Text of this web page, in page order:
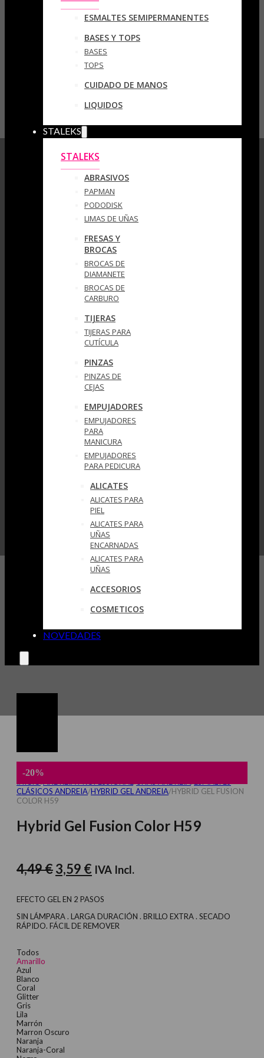
ESMALTES SEMIPERMANENTES
BASES Y TOPS
BASES
TOPS
CUIDADO DE MANOS
LIQUIDOS
STALEKS
STALEKS
ABRASIVOS
PAPMAN
PODODISK
LIMAS DE UÑAS
FRESAS Y
BROCAS
BROCAS DE
DIAMANETE
BROCAS DE
CARBURO
TIJERAS
TIJERAS PARA
CUTÍCULA
PINZAS
PINZAS DE
CEJAS
EMPUJADORES
EMPUJADORES
PARA
MANICURA
EMPUJADORES
PARA PEDICURA
ALICATES
ALICATES PARA
PIEL
ALICATES PARA
UÑAS
ENCARNADAS
ALICATES PARA
UÑAS
ACCESORIOS
COSMETICOS
NOVEDADES
-20%
CLÁSICOS ANDREIA/HYBRID GEL ANDREIA/HYBRID GEL FUSION
COLOR H59
Hybrid Gel Fusion Color H59
4,49€El
original
era:
4,49 €.
3,59 € El
actual
es:
3,59 €.
IVA Incl.
EFECTO GEL EN 2 PASOS
SIN LÁMPARA . LARGA DURACIÓN . BRILLO EXTRA . SECADO
RÁPIDO. FÁCIL DE REMOVER
Todos
Amarillo
Azul
Blanco
Coral
Glitter
Gris
Lila
Marrón
Marron Oscuro
Naranja
Naranja-Coral